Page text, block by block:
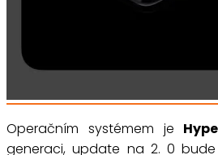
Operačním systémem je
generaci, update na 2. 0